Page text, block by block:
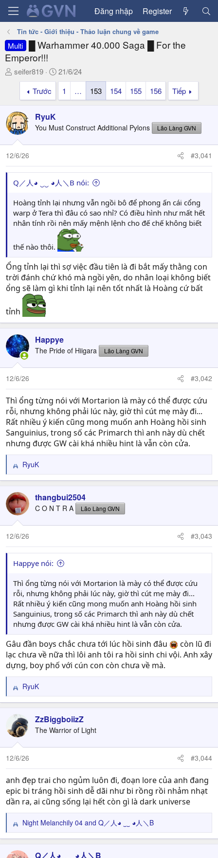
Đăng nhập Register
Tin tức - Giới thiệu - Thảo luận chung về game
Multi █ Warhammer 40.000 Saga █ For the
Emperor!!!
T
a
d
s
t
a
t
e
seifer819
N
g
y
i
21/6/24
Trước
1 … 153 154 155 156 Tiếp
RyuK
You Must Construct Additional Pylons Lão Làng GVN
12/6/26 #3,041
Q／人◕ ‿‿ ◕人＼B nói:
Hoàng tỉnh lại nhưng vẫn ngồi bô để phong ấn cái cổng
warp ở Tera thì đâu có sao nhỉ? Có điều hình như mất hết
nhân tính rồi nên mấy mệnh lệnh cho đế chế không biết
thế nào thôi.
Ổng tỉnh lại thì sợ việc đầu tiên là đi bắt mấy thằng con
trời đánh chứ khó mà ngồi yên, do nhân loại không biết
ổng sẽ làm gì khi tỉnh lại nên tốt nhất là Hoàng cứ bất
tỉnh
Happye
The Pride of Hiigara Lão Làng GVN
12/6/26 #3,042
Thì ổng từng nói với Mortarion là mày có thể được cứu
rỗi, nhưng không phải lúc này, giờ thì cút mẹ mày đi...
Rất nhiều ý kiến cũng mong muốn anh Hoàng hồi sinh
Sanguinius, trong số các Primarch thì anh này dù chết
nhưng được GW cài khá nhiều hint là vẫn còn cửa.
R
e
c
t
i
o
n
:
RyuK
thangbui2504
C O N T R A Lão Làng GVN
12/6/26 #3,043
Happye nói:
Thì ổng từng nói với Mortarion là mày có thể được cứu
rỗi, nhưng không phải lúc này, giờ thì cút mẹ mày đi...
Rất nhiều ý kiến cũng mong muốn anh Hoàng hồi sinh
Sanguinius, trong số các Primarch thì anh này dù chết
nhưng được GW cài khá nhiều hint là vẫn còn cửa.
Gâu đần boys chắc chưa tới lúc hồi sinh đâu
còn lũ đi
lạc chưa về nữa thì lôi anh tôi ra hồi sinh chi vội. Anh xây
dựng, boy phố với cún con còn chưa về mà.
R
e
c
t
i
o
n
RyuK
ZzBiggboiizZ
The Warrior of Light
12/6/26 #3,044
anh đẹp trai cho ngủm luôn đi, đoạn lore của anh đang
epic bi tráng hồi sinh dễ dãi như bi rồng rồi nhảm nhạt
dần ra, ai cũng sống lại hết còn gì là dark universe
R
e
c
Night Melanchily 04 and Q／人◕ ‿‿ ◕人＼B
Q／人◕ ‿‿ ◕人＼B